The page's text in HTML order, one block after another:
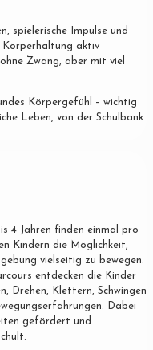
spielerische Impulse und
Körperhaltung aktiv
Zwang, aber mit viel
Körpergefühl – wichtig
Leben, von der Schulbank
4 Jahren finden einmal pro
Kindern die Möglichkeit,
vielseitig zu bewegen.
entdecken die Kinder
Drehen, Klettern, Schwingen
Dabei
gefördert und